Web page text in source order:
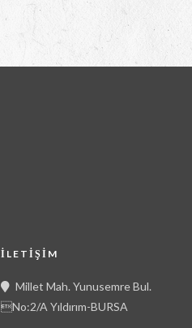
İLETIŞIM
Millet Mah. Yunusemre Bul.
No:2/A Yıldırım-BURSA